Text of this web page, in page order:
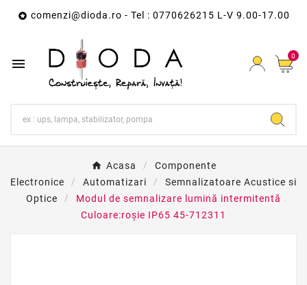
 comenzi@dioda.ro - Tel : 0770626215 L-V 9.00-17.00
 0
Acasa
Componente
Electronice
Automatizari
Semnalizatoare Acustice si
Optice
Modul de semnalizare lumină intermitentă
Culoare:roşie IP65 45-712311